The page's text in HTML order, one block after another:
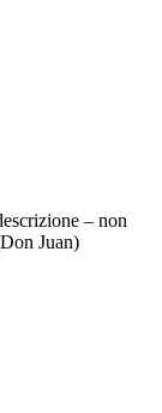
– non
Juan)